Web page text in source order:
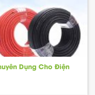
Dụng Cho Điện